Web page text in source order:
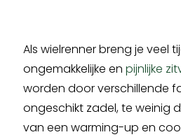
Als wielrenner breng je veel
ongemakkelijke enpijnlijke
worden door verschillende
ongeschikt zadel, te weinig
van een warming-up en